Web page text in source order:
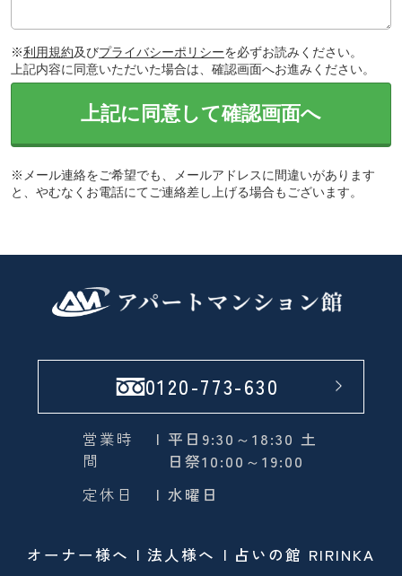
※利用規約及びプライバシーポリシーを必ずお読みください。
上記内容に同意いただいた場合は、確認画面へお進みください。
上記に同意して確認画面へ
※メール連絡をご希望でも、メールアドレスに間違いがあります
と、やむなくお電話にてご連絡差し上げる場合もございます。
0120-773-630
営業時
間
| 平日9:30～18:30 土
日祭10:00～19:00
定休日
| 水曜日
オーナー様へ 法人様へ 占いの館 RIRINKA